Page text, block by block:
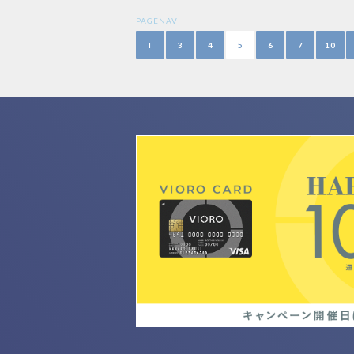
PAGENAVI
T 3 4 5 6 7 10